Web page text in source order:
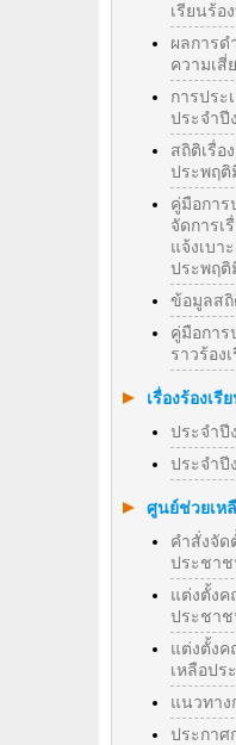
เรียนร้อ
ผลการด
ความเสี่
การประ
ประจำปี
สถิติเรื่อ
ประพฤติ
คู่มือการ
จัดการเ
แจ้งเบา
ประพฤติ
ข้อมูลสถิ
คู่มือการ
ราวร้อง
เรื่องร้องเ
ประจำ
ประจำ
ศูนย์ช่วยเห
คำสั่งจัด
ประชา
แต่งตั้งค
ประชา
แต่งตั้ง
เหลือปร
แนวทาง
ประกาศ